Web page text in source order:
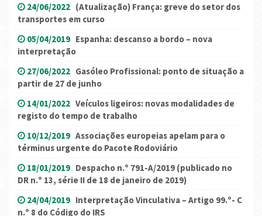
24/06/2022 (Atualização) França: greve do setor dos
transportes em curso
05/04/2019 Espanha: descanso a bordo – nova
interpretação
27/06/2022 Gasóleo Profissional: ponto de situação a
partir de 27 de junho
14/01/2022 Veículos ligeiros: novas modalidades de
registo do tempo de trabalho
10/12/2019 Associações europeias apelam para o
términus urgente do Pacote Rodoviário
18/01/2019 Despacho n.º 791-A/2019 (publicado no
DR n.º 13, série II de 18 de janeiro de 2019)
24/04/2019 Interpretação Vinculativa – Artigo 99.º- C
n.º 8 do Código do IRS